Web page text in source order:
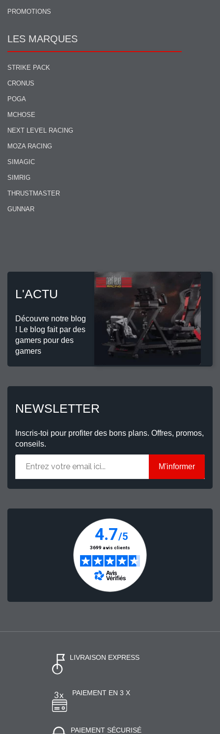
PROMOTIONS
LES MARQUES
STRIKE PACK
CRONUS
POGA
MCHOSE
NEXT LEVEL RACING
MOZA RACING
SIMAGIC
SIMRIG
THRUSTMASTER
GUNNAR
L'ACTU
Découvre notre blog
! Le blog fait par des
gamers pour des
gamers
NEWSLETTER
Inscris-toi pour profiter des bons plans. Offres, promos,
conseils.
M'informer
LIVRAISON EXPRESS
PAIEMENT EN 3 X
PAIEMENT SÉCURISÉ